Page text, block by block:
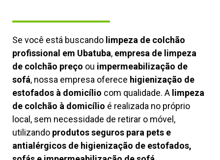
Se você está buscando limpeza de colchão
profissional em Ubatuba, empresa de limpeza
de colchão preço ou impermeabilização de
sofá, nossa empresa oferece higienização de
estofados à domicílio com qualidade. A limpeza
de colchão à domicílio é realizada no próprio
local, sem necessidade de retirar o móvel,
utilizando produtos seguros para pets e
antialérgicos de higienização de estofados,